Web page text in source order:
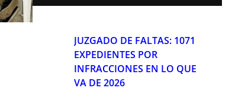
JUZGADO DE FALTAS: 1071
EXPEDIENTES POR
INFRACCIONES EN LO QUE
VA DE 2026